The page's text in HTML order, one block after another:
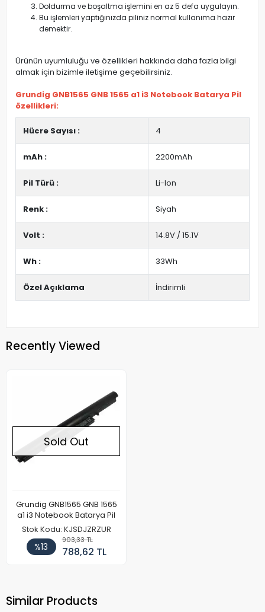
Doldurma ve boşaltma işlemini en az 5 defa uygulayın.
Bu işlemleri yaptığınızda piliniz normal kullanıma hazır
demektir.
Ürünün uyumluluğu ve özellikleri hakkında daha fazla bilgi
almak için bizimle iletişime geçebilirsiniz.
Grundig GNB1565 GNB 1565 a1 i3 Notebook Batarya Pil
özellikleri:
Hücre Sayısı : 4
mAh : 2200mAh
Pil Türü : Li-Ion
Renk : Siyah
Volt : 14.8V / 15.1V
Wh : 33Wh
Özel Açıklama İndirimli
Recently Viewed
Sold Out
Grundig GNB1565 GNB 1565
a1 i3 Notebook Batarya Pil
Stok Kodu: KJSDJZRZUR
%13
903,33 TL
788,62 TL
Similar Products